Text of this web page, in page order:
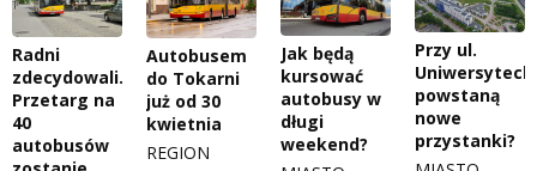
Radni
zdecydowali.
Przetarg na
40
autobusów
Autobusem
do Tokarni
już od 30
kwietnia
REGION
Jak będą
kursować
autobusy w
długi
weekend?
Przy ul.
powstaną
nowe
przystanki?